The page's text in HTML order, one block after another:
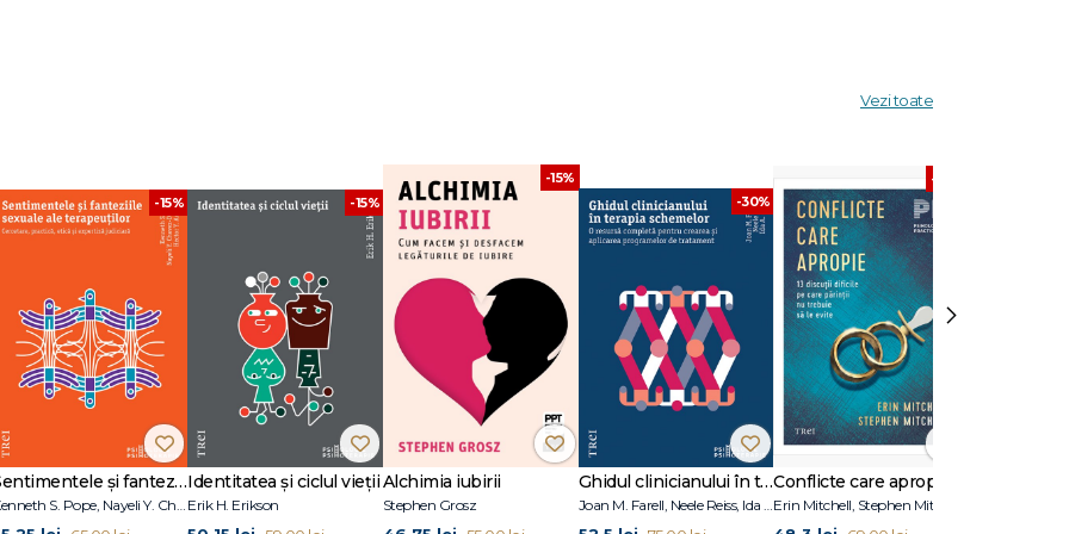
Social Research din New York. În prezent, este profesor de psihologie la
din New York. Dr. Giosan menține legături academice strânse cu
Vezi toate
-15%
Sentimentele și fanteziile sexuale ale terapeuților
Kenneth S. Pope, Nayeli Y. Chavez-Dueñas, Hector Y. Adames
-15%
Identitatea și ciclul vieții
Erik H. Erikson
-15%
Alchimia iubirii
Stephen Grosz
-30%
Ghidul clinicianului în terapia schemelor
Joan M. Farell, Neele Reiss, Ida A.Show
-30%
Conflicte care apropie
Erin Mitchell, Stephen Mitchell
›